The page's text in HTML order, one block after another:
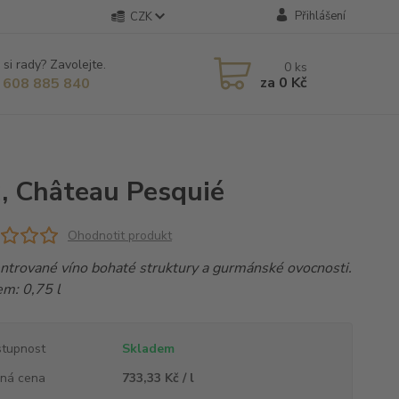
CZK Přihlášení
rady? Zavolejte.
885 840
0 ks
za 0 Kč
Château Pesquié
Ohodnotit produkt
víno bohaté struktury a gurmánské ovocnosti.
0,75 l
Skladem
cena
733,33 Kč / l